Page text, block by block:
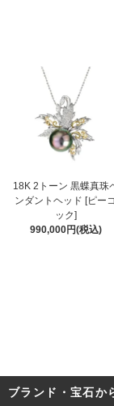
18K 2トーン 黒蝶真珠
ンダントヘッド [ピーコ
ック]
990,000円(税込)
ブランド・宝石か